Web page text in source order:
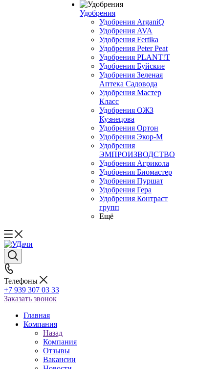
Удобрения
Удобрения ArganiQ
Удобрения AVA
Удобрения Fertika
Удобрения Peter Peat
Удобрения PLANT!T
Удобрения Буйские
Удобрения Зеленая
Аптека Садовода
Удобрения Мастер
Класс
Удобрения ОЖЗ
Кузнецова
Удобрения Ортон
Удобрения Экор-М
Удобрения
ЭМПРОИЗВОДСТВО
Удобрения Агрикола
Удобрения Биомастер
Удобрения Пуршат
Удобрения Гера
Удобрения Контраст
групп
Ещё
Телефоны
+7 939 307 03 33
Заказать звонок
Главная
Компания
Назад
Компания
Отзывы
Вакансии